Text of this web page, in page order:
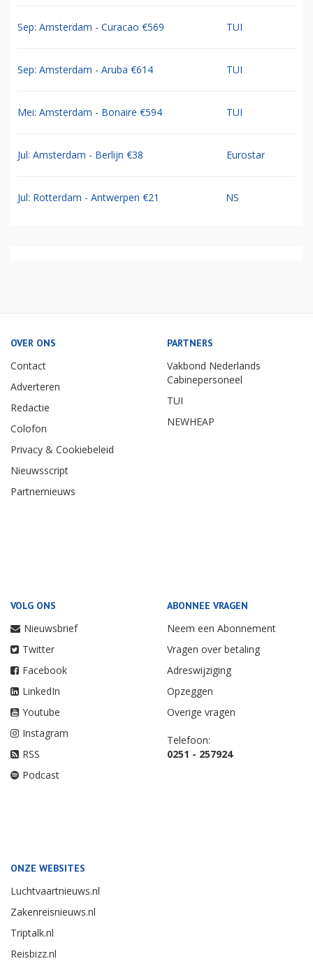
Sep: Amsterdam - Curacao €569 TUI
Sep: Amsterdam - Aruba €614 TUI
Mei: Amsterdam - Bonaire €594 TUI
Jul: Amsterdam - Berlijn €38 Eurostar
Jul: Rotterdam - Antwerpen €21 NS
OVER ONS
Contact
Adverteren
Redactie
Colofon
Privacy & Cookiebeleid
Nieuwsscript
Partnernieuws
PARTNERS
Vakbond Nederlands
Cabinepersoneel
TUI
NEWHEAP
VOLG ONS
Nieuwsbrief
Twitter
Facebook
LinkedIn
Youtube
Instagram
RSS
Podcast
ABONNEE VRAGEN
Neem een Abonnement
Vragen over betaling
Adreswijziging
Opzeggen
Overige vragen
Telefoon:
0251 - 257924
ONZE WEBSITES
Luchtvaartnieuws.nl
Zakenreisnieuws.nl
Triptalk.nl
Reisbizz.nl